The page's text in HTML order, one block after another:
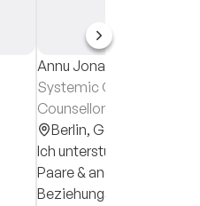
Annu Jona Winkler
Systemic Counsellor &
Counsellor
Berlin, Germany
Ich unterstütze
Paare & andere